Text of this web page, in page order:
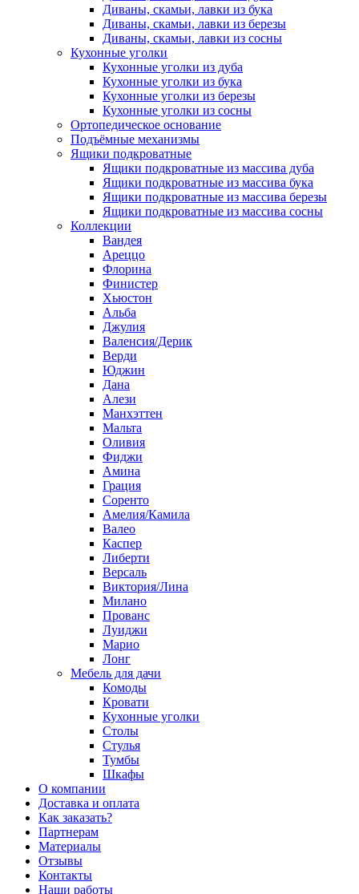
Диваны, скамьи, лавки из бука
Диваны, скамьи, лавки из березы
Диваны, скамьи, лавки из сосны
Кухонные уголки
Кухонные уголки из дуба
Кухонные уголки из бука
Кухонные уголки из березы
Кухонные уголки из сосны
Ортопедическое основание
Подъёмные механизмы
Ящики подкроватные
Ящики подкроватные из массива дуба
Ящики подкроватные из массива бука
Ящики подкроватные из массива березы
Ящики подкроватные из массива сосны
Коллекции
Вандея
Ареццо
Флорина
Финистер
Хьюстон
Альба
Джулия
Валенсия/Дерик
Верди
Юджин
Дана
Алези
Манхэттен
Мальта
Оливия
Фиджи
Амина
Грация
Соренто
Амелия/Камила
Валео
Каспер
Либерти
Версаль
Виктория/Лина
Милано
Прованс
Луиджи
Марио
Лонг
Мебель для дачи
Комоды
Кровати
Кухонные уголки
Столы
Стулья
Тумбы
Шкафы
О компании
Доставка и оплата
Как заказать?
Партнерам
Материалы
Отзывы
Контакты
Наши работы